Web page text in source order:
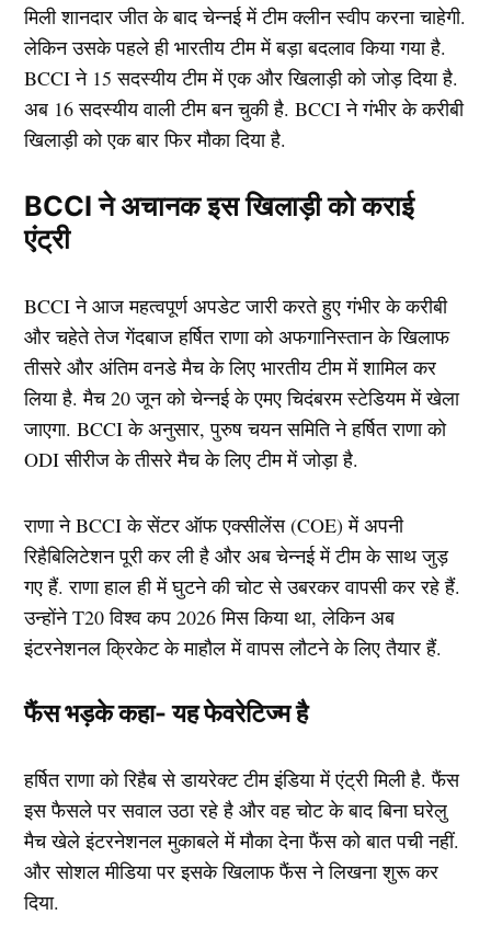
मिली शानदार जीत के बाद चेन्नई में टीम क्लीन स्वीप करना चाहेगी.
लेकिन उसके पहले ही भारतीय टीम में बड़ा बदलाव किया गया है.
BCCI ने 15 सदस्यीय टीम में एक और खिलाड़ी को जोड़ दिया है.
अब 16 सदस्यीय वाली टीम बन चुकी है. BCCI ने गंभीर के करीबी
खिलाड़ी को एक बार फिर मौका दिया है.
BCCI ने अचानक इस खिलाड़ी को कराई
एंट्री
BCCI ने आज महत्वपूर्ण अपडेट जारी करते हुए गंभीर के करीबी
और चहेते तेज गेंदबाज हर्षित राणा को अफगानिस्तान के खिलाफ
तीसरे और अंतिम वनडे मैच के लिए भारतीय टीम में शामिल कर
लिया है. मैच 20 जून को चेन्नई के एमए चिदंबरम स्टेडियम में खेला
जाएगा. BCCI के अनुसार, पुरुष चयन समिति ने हर्षित राणा को
ODI सीरीज के तीसरे मैच के लिए टीम में जोड़ा है.
राणा ने BCCI के सेंटर ऑफ एक्सीलेंस (COE) में अपनी
रिहैबिलिटेशन पूरी कर ली है और अब चेन्नई में टीम के साथ जुड़
गए हैं. राणा हाल ही में घुटने की चोट से उबरकर वापसी कर रहे हैं.
उन्होंने T20 विश्व कप 2026 मिस किया था, लेकिन अब
इंटरनेशनल क्रिकेट के माहौल में वापस लौटने के लिए तैयार हैं.
फैंस भड़के कहा- यह फेवरेटिज्म है
हर्षित राणा को रिहैब से डायरेक्ट टीम इंडिया में एंट्री मिली है. फैंस
इस फैसले पर सवाल उठा रहे है और वह चोट के बाद बिना घरेलु
मैच खेले इंटरनेशनल मुकाबले में मौका देना फैंस को बात पची नहीं.
और सोशल मीडिया पर इसके खिलाफ फैंस ने लिखना शुरू कर
दिया.